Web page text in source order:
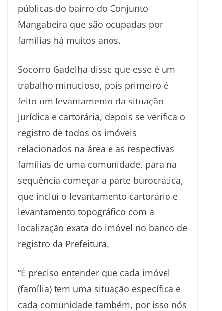
públicas do bairro do Conjunto
Mangabeira que são ocupadas por
famílias há muitos anos.
Socorro Gadelha disse que esse é um
trabalho minucioso, pois primeiro é
feito um levantamento da situação
jurídica e cartorária, depois se verifica o
registro de todos os imóveis
relacionados na área e as respectivas
famílias de uma comunidade, para na
sequência começar a parte burocrática,
que inclui o levantamento cartorário e
levantamento topográfico com a
localização exata do imóvel no banco de
registro da Prefeitura.
“É preciso entender que cada imóvel
(família) tem uma situação específica e
cada comunidade também, por isso nós